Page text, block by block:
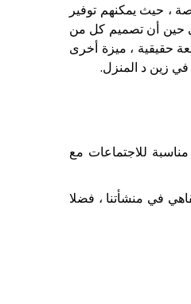
، حيث يمكنهم توفير
في حين أن تصميم كل من
حقيقية ، ميزة أخرى
في زين د المنزل.
للاجتماعات مع
، وهناك 2 المطاعم والمقاهي في منشأتنا ، فضلا